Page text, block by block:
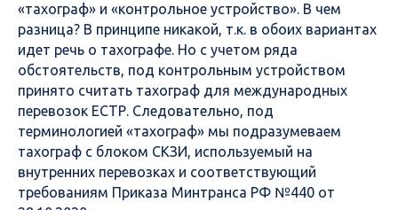
«тахограф» и «контрольное устройство». В чем
разница? В принципе никакой, т.к. в обоих вариантах
идет речь о тахографе. Но с учетом ряда
обстоятельств, под контрольным устройством
принято считать тахограф для международных
перевозок ЕСТР. Следовательно, под
терминологией «тахограф» мы подразумеваем
тахограф с блоком СКЗИ, используемый на
внутренних перевозках и соответствующий
требованиям Приказа Минтранса РФ №440 от